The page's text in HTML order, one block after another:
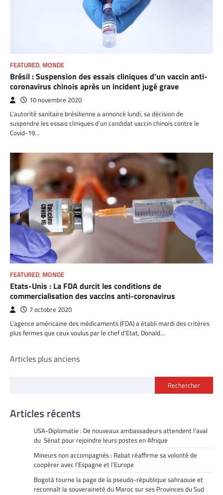
FEATURED, MONDE
Brésil : Suspension des essais cliniques d’un vaccin anti-
coronavirus chinois après un incident jugé grave
10 novembre 2020
L’autorité sanitaire brésilienne a annoncé lundi, sa décision de
suspendre les essais cliniques d’un candidat vaccin chinois contre le
Covid-19…
FEATURED, MONDE
Etats-Unis : La FDA durcit les conditions de
commercialisation des vaccins anti-coronavirus
7 octobre 2020
L’agence américaine des médicaments (FDA) a établi mardi des critères
plus fermes que ceux voulus par le chef d’Etat, Donald…
Navigation
Articles plus anciens
Rechercher
Articles récents
USA-Diplomatie : De nouveaux ambassadeurs attendent l’aval
du Sénat pour rejoindre leurs postes en Afrique
Mineurs non accompagnés : Rabat réaffirme sa volonté de
coopérer avec l’Espagne et l’Europe
Bogotá tourne la page de la pseudo-république sahraouie et
reconnaît la souveraineté du Maroc sur ses Provinces du Sud